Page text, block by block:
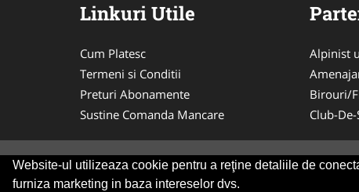
Website-ul utilizeaza cookie pentru a reţine detaliile de
furniza marketing in baza intereselor dvs.
Linkuri Utile
Cum Platesc
Termeni si Conditii
Preturi Abonamente
Sustine Comanda Mancare
Alpinist
Birouri/
Club-
© 2014-2026 Powered byVilonMedia& Tokaido